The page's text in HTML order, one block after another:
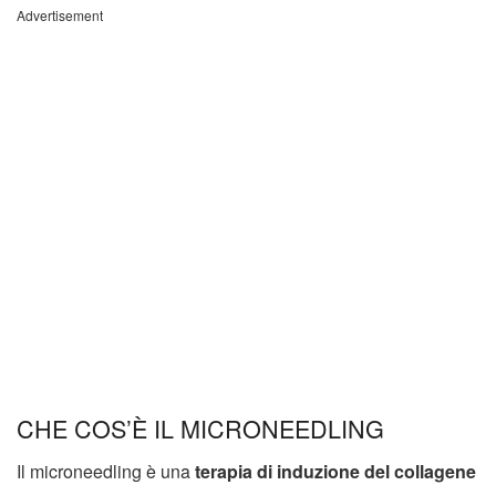
Advertisement
CHE COS’È IL MICRONEEDLING
Il microneedling è unaterapia di induzione del collagene